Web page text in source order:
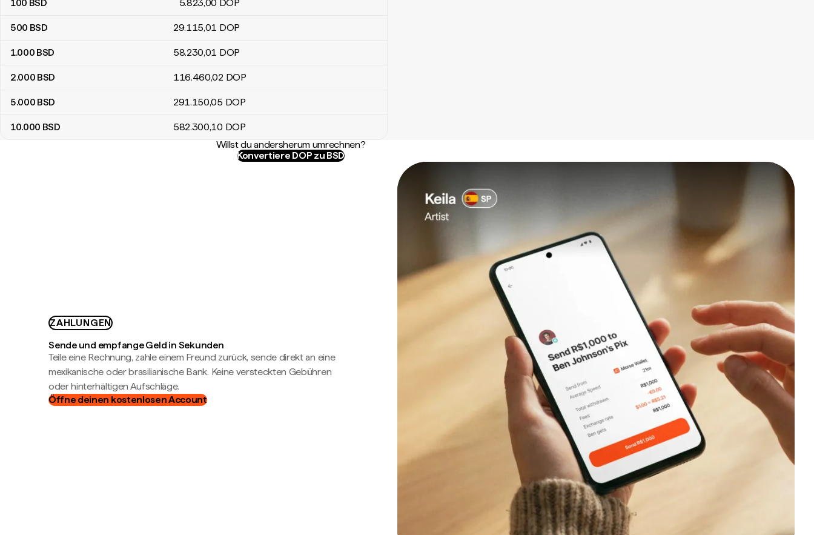
100 BSD 5.823,00 DOP
500 BSD 29.115,01 DOP
1.000 BSD 58.230,01 DOP
2.000 BSD 116.460,02 DOP
5.000 BSD 291.150,05 DOP
10.000 BSD 582.300,10 DOP
Willst du andersherum umrechnen?
Konvertiere DOP zu BSD
ZAHLUNGEN
Sende und empfange Geld in Sekunden
Teile eine Rechnung, zahle einem Freund zurück, sende direkt an eine
mexikanische oder brasilianische Bank. Keine versteckten Gebühren
oder hinterhältigen Aufschläge.
Öffne deinen kostenlosen Account